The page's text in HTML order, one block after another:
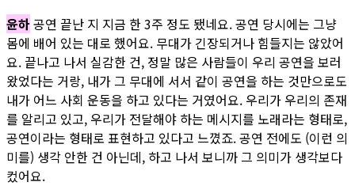
윤하공연 끝난 지 지금 한 3주 정도 됐네요. 공연 당시에는 그냥
몸에 배어 있는 대로 했어요. 무대가 긴장되거나 힘들지는 않았어
요. 끝나고 나서 실감한 건, 정말 많은 사람들이 우리 공연을 보러
왔었다는 거랑, 내가 그 무대에 서서 같이 공연을 하는 것만으로도
내가 어느 사회 운동을 하고 있다는 거였어요. 우리가 우리의 존재
를 알리고 있고, 우리가 전달해야 하는 메시지를 노래라는 형태로,
공연이라는 형태로 표현하고 있다고 느꼈죠. 공연 전에도 (이런 의
미를) 생각 안한 건 아닌데, 하고 나서 보니까 그 의미가 생각보다
컸어요.